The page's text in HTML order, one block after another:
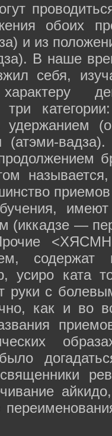
обоих
и из
В наше
себя,
три
(атэми-
(иккадзе —
содержат
усиро ката
руки с
как и во